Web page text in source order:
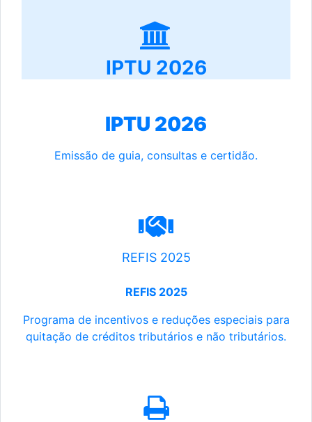
IPTU 2026
IPTU 2026
Emissão de guia, consultas e certidão.
REFIS 2025
REFIS 2025
Programa de incentivos e reduções especiais para
quitação de créditos tributários e não tributários.